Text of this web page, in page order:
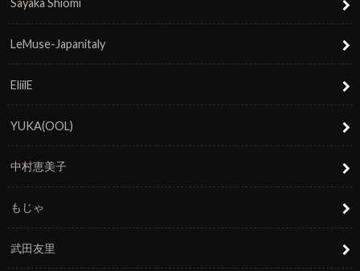
Sayaka Shiomi
LeMuse-Japanitaly
EliilE
YUKA(OOL)
中村恵美子
もじゃ
武田友里